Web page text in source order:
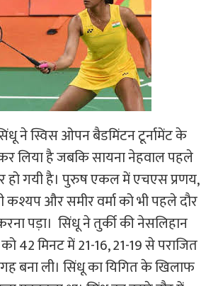
ने स्विस ओपन बैडमिंटन टूर्नामेंट के
लिया है जबकि सायना नेहवाल पहले
हो गयी है। पुरुष एकल में एचएस प्रणय,
और समीर वर्मा को भी पहले दौर
पड़ा। सिंधू ने तुर्की की नेसलिहान
42 मिनट में 21-16, 21-19 से पराजित
बना ली। सिंधू का यिगित के खिलाफ